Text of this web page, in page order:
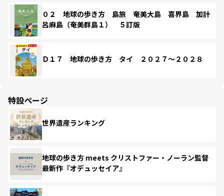
０２ 地球の歩き方 島旅 奄美大島 喜界島 加計
呂麻島（奄美群島１） ５訂版
Ｄ１７ 地球の歩き方 タイ ２０２７～２０２８
特設ページ
世界遺産ランキング
地球の歩き方 meets クリストファー・ノーラン監督
最新作『オデュッセイア』